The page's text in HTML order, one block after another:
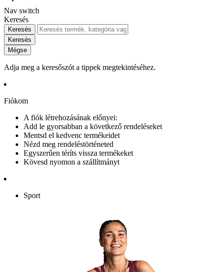
Nav switch
Keresés
Keresés
Keresés
Mégse
Adja meg a keresőszót a tippek megtekintéséhez.
Fiókom
A fiók létrehozásának előnyei:
Add le gyorsabban a következő rendeléseket
Mentsd el kedvenc termékeidet
Nézd meg rendeléstörténeted
Egyszerűen téríts vissza termékeket
Kövesd nyomon a szállítmányt
Sport